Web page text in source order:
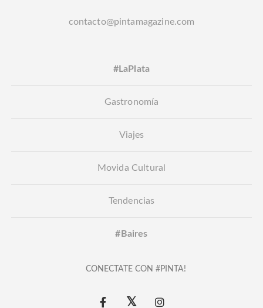
contacto@pintamagazine.com
#LaPlata
Gastronomía
Viajes
Movida Cultural
Tendencias
#Baires
CONECTATE CON #PINTA!